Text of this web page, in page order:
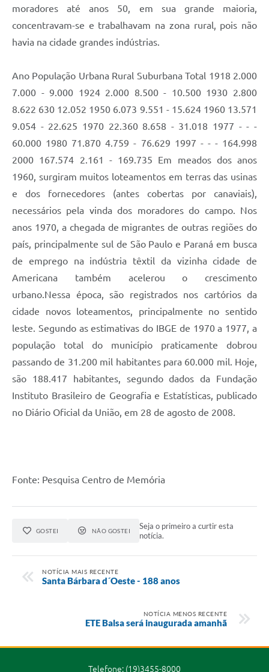
moradores até anos 50, em sua grande maioria,
concentravam-se e trabalhavam na zona rural, pois não
havia na cidade grandes indústrias.
Ano População Urbana Rural Suburbana Total 1918 2.000
7.000 - 9.000 1924 2.000 8.500 - 10.500 1930 2.800
8.622 630 12.052 1950 6.073 9.551 - 15.624 1960 13.571
9.054 - 22.625 1970 22.360 8.658 - 31.018 1977 - - -
60.000 1980 71.870 4.759 - 76.629 1997 - - - 164.998
2000 167.574 2.161 - 169.735 Em meados dos anos
1960, surgiram muitos loteamentos em terras das usinas
e dos fornecedores (antes cobertas por canaviais),
necessários pela vinda dos moradores do campo. Nos
anos 1970, a chegada de migrantes de outras regiões do
país, principalmente sul de São Paulo e Paraná em busca
de emprego na indústria têxtil da vizinha cidade de
Americana também acelerou o crescimento
urbano.Nessa época, são registrados nos cartórios da
cidade novos loteamentos, principalmente no sentido
leste. Segundo as estimativas do IBGE de 1970 a 1977, a
população total do município praticamente dobrou
passando de 31.200 mil habitantes para 60.000 mil. Hoje,
são 188.417 habitantes, segundo dados da Fundação
Instituto Brasileiro de Geografia e Estatísticas, publicado
no Diário Oficial da União, em 28 de agosto de 2008.
Fonte: Pesquisa Centro de Memória
GOSTEI NÃO GOSTEI
Seja o primeiro a curtir esta
notícia.
NOTÍCIA MAIS RECENTE
Santa Bárbara d´Oeste - 188 anos
NOTÍCIA MENOS RECENTE
ETE Balsa será inaugurada amanhã
Telefone: (19)3455-8000